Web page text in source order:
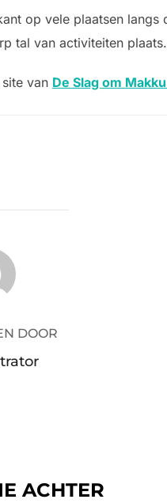
op vele plaatsen langs
tal van activiteiten plaats.
van De Slag om
DOOR
ACHTER